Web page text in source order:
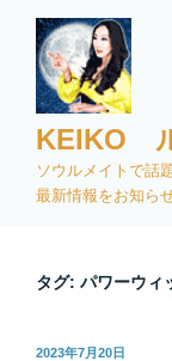
KEIKO
ソウルメイトで話
最新情報をお知ら
タグ: パワーウィ
投
2023年7月20日